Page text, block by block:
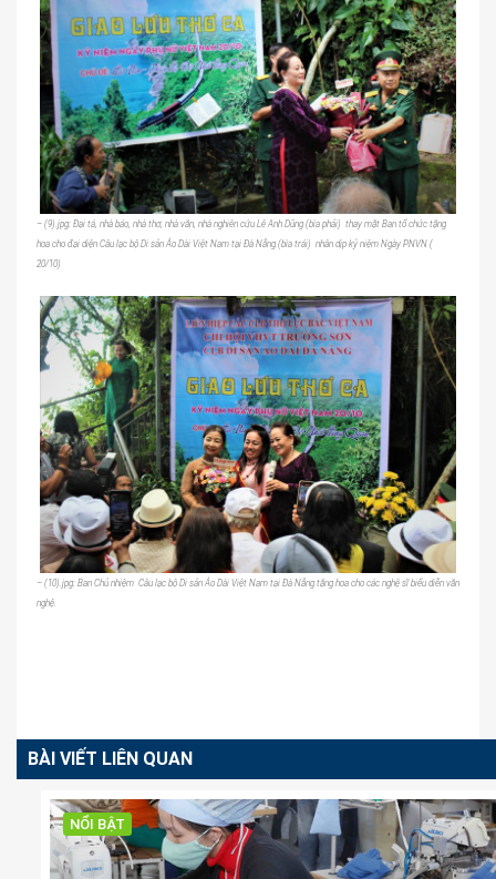
– (9).jpg: Đại tá, nhà báo, nhà thơ, nhà văn, nhà nghiên cứu Lê Anh Dũng (bìa phải) thay mặt Ban tổ chức tặng
hoa cho đại diện Câu lạc bộ Di sản Áo Dài Việt Nam tại Đà Nẵng (bìa trái) nhân dịp kỷ niệm Ngày PNVN (
20/10)
– (10).jpg: Ban Chủ nhiệm Câu lạc bộ Di sản Áo Dài Việt Nam tại Đà Nẵng tặng hoa cho các nghệ sĩ biểu diễn văn
nghệ.
BÀI VIẾT LIÊN QUAN
NỔI BẬT